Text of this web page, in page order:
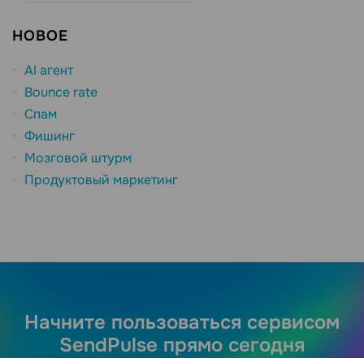
НОВОЕ
AI агент
Bounce rate
Спам
Фишинг
Мозговой штурм
Продуктовый маркетинг
Начните пользоваться сервисом
SendPulse прямо сегодня